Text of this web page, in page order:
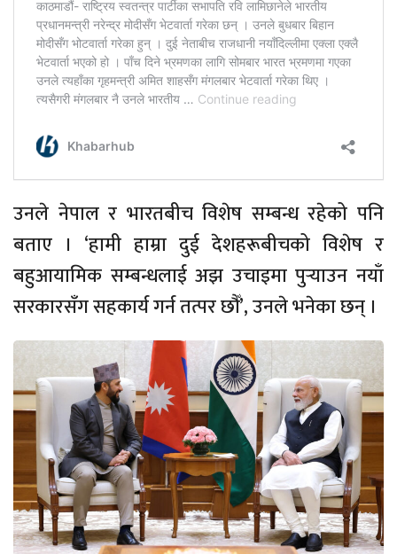
उनले नेपाल र भारतबीच विशेष सम्बन्ध रहेको पनि
बताए । ‘हामी हाम्रा दुई देशहरूबीचको विशेष र
बहुआयामिक सम्बन्धलाई अझ उचाइमा पुर्‍याउन नयाँ
सरकारसँग सहकार्य गर्न तत्पर छौँ’, उनले भनेका छन् ।